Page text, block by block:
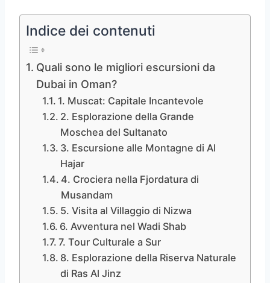
Indice dei contenuti
Quali sono le migliori escursioni da
Dubai in Oman?
1. Muscat: Capitale Incantevole
2. Esplorazione della Grande
Moschea del Sultanato
3. Escursione alle Montagne di Al
Hajar
4. Crociera nella Fjordatura di
Musandam
5. Visita al Villaggio di Nizwa
6. Avventura nel Wadi Shab
7. Tour Culturale a Sur
8. Esplorazione della Riserva Naturale
di Ras Al Jinz